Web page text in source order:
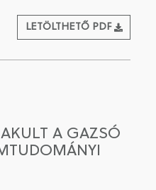
LETÖLTHETŐ PDF
A GAZSÓ